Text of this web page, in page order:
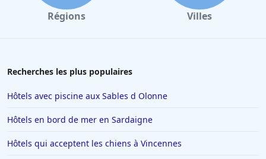
Hôtels au Touquet-Paris-Plage
Hôtels au Lavandou
Hôtels à Valence
Régions Villes
Recherches les plus populaires
Hôtels avec piscine aux Sables d Olonne
Hôtels en bord de mer en Sardaigne
Hôtels qui acceptent les chiens à Vincennes